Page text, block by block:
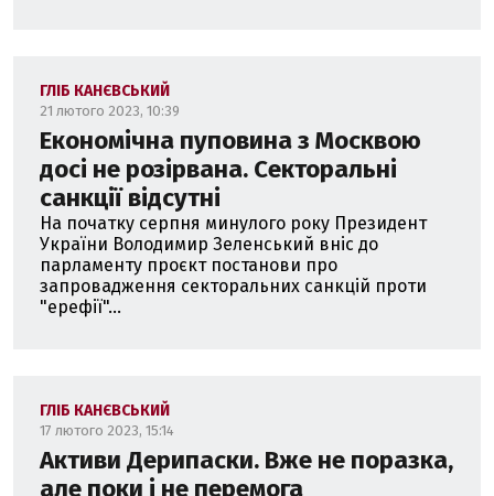
ГЛІБ КАНЄВСЬКИЙ
21 лютого 2023, 10:39
Економічна пуповина з Москвою
досі не розірвана. Секторальні
санкції відсутні
На початку серпня минулого року Президент
України Володимир Зеленський вніс до
парламенту проєкт постанови про
запровадження секторальних санкцій проти
"ерефії"...
ГЛІБ КАНЄВСЬКИЙ
17 лютого 2023, 15:14
Активи Дерипаски. Вже не поразка,
але поки і не перемога